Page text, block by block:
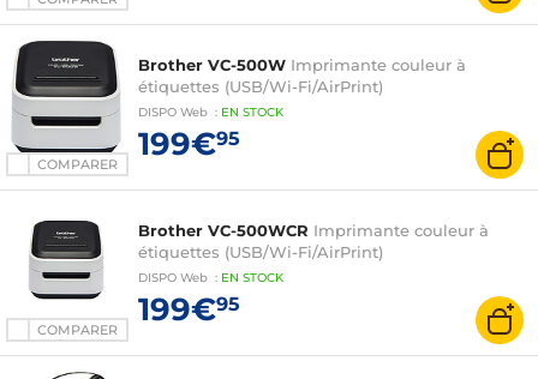
COMPARER
Brother VC-500W Imprimante couleur à
étiquettes (USB/Wi-Fi/AirPrint)
DISPO Web : EN STOCK
199€95
COMPARER
Brother VC-500WCR Imprimante couleur à
étiquettes (USB/Wi-Fi/AirPrint)
DISPO Web : EN STOCK
199€95